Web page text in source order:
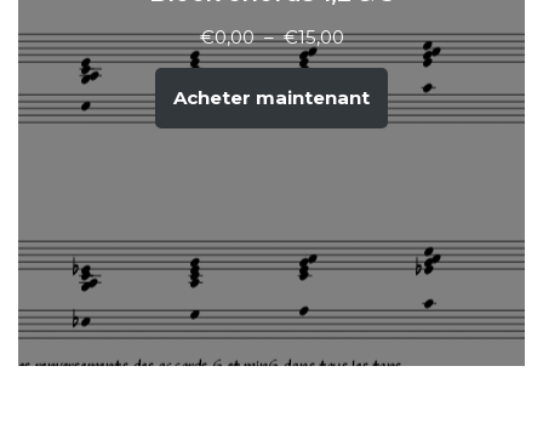
€0,00 – €15,00
Acheter maintenant